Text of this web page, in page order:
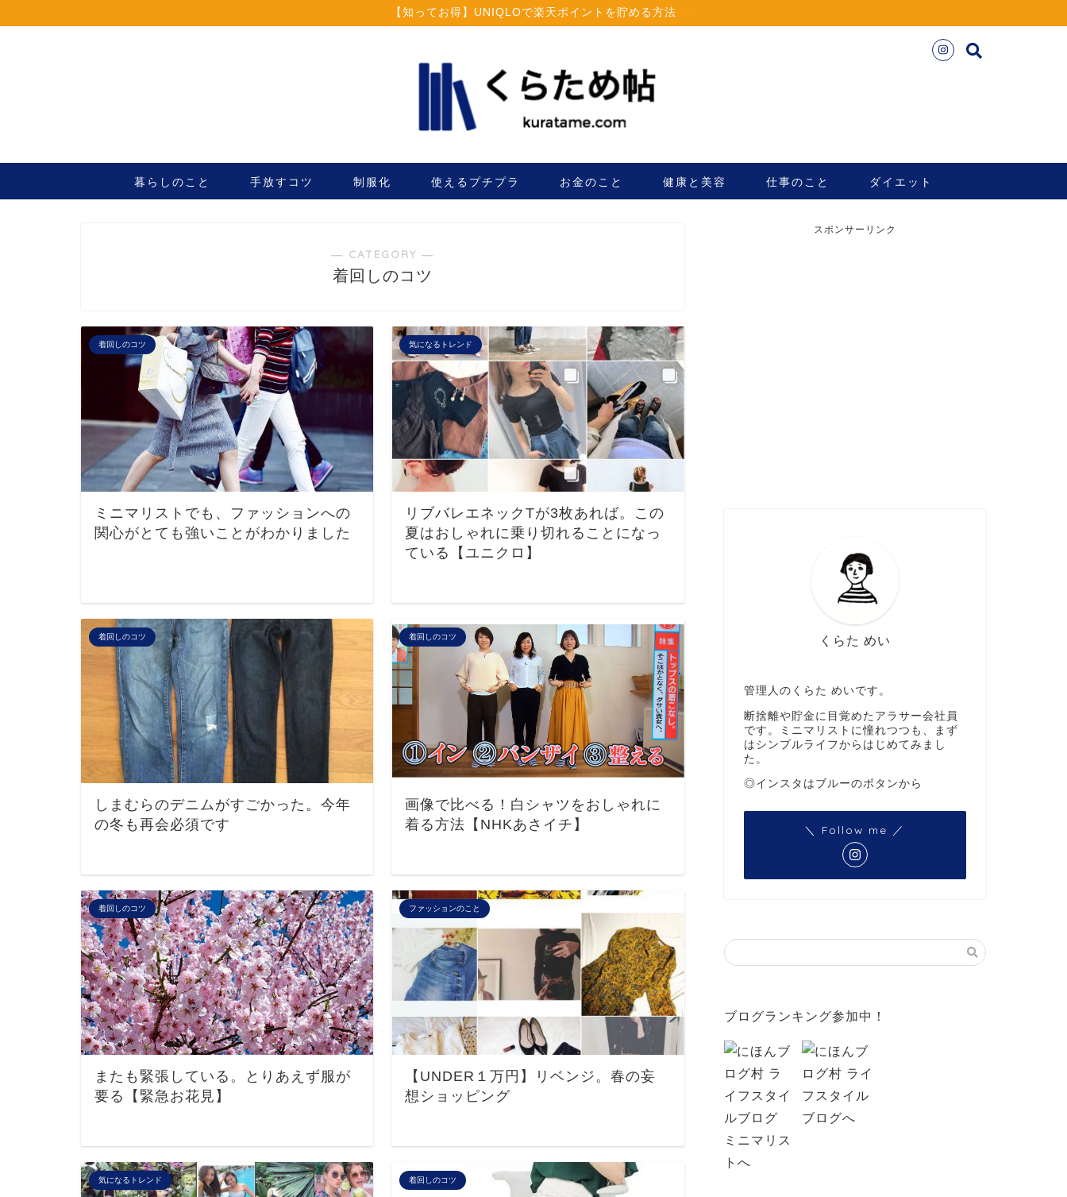
【知ってお得】UNIQLOで楽天ポイントを貯める方法
暮らしのこと 手放すコツ 制服化 使えるプチプラ お金のこと 健康と美容 仕事のこと ダイエット
― CATEGORY ―
着回しのコツ
着回しのコツ
ミニマリストでも、ファッションへの
関心がとても強いことがわかりました
気になるトレンド
リブバレエネックTが3枚あれば。この
夏はおしゃれに乗り切れることになっ
ている【ユニクロ】
着回しのコツ
しまむらのデニムがすごかった。今年
の冬も再会必須です
着回しのコツ
画像で比べる！白シャツをおしゃれに
着る方法【NHKあさイチ】
着回しのコツ
またも緊張している。とりあえず服が
要る【緊急お花見】
ファッションのこと
【UNDER１万円】リベンジ。春の妄
想ショッピング
気になるトレンド 着回しのコツ
スポンサーリンク
くらた めい
管理人のくらた めいです。
断捨離や貯金に目覚めたアラサー会社員
です。ミニマリストに憧れつつも、まず
はシンプルライフからはじめてみまし
た。
◎インスタはブルーのボタンから
＼ Follow me ／
ブログランキング参加中！